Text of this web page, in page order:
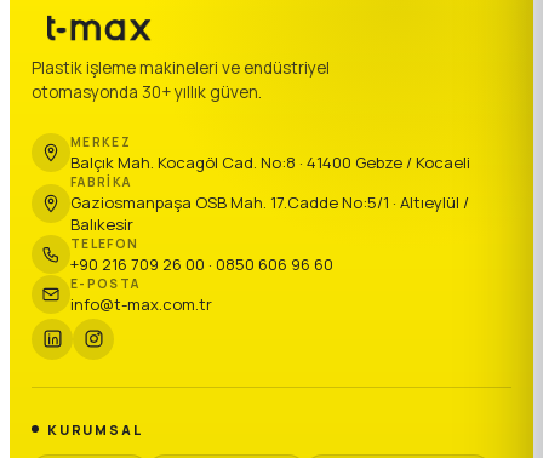
Plastik işleme makineleri ve endüstriyel
otomasyonda 30+ yıllık güven.
MERKEZ
Balçık Mah. Kocagöl Cad. No:8 · 41400 Gebze / Kocaeli
FABRIKA
Gaziosmanpaşa OSB Mah. 17.Cadde No:5/1 · Altıeylül /
Balıkesir
TELEFON
+90 216 709 26 00 · 0850 606 96 60
E-POSTA
info@t-max.com.tr
KURUMSAL